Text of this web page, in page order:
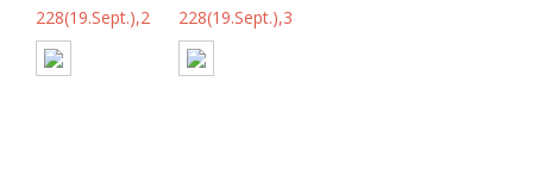
228(19.Sept.),2
228(19.Sept.),3